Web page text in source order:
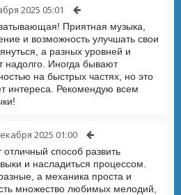
2025 05:01
Приятная музыка,
и возможность улучшать свои
а разных уровней и
надолго. Иногда бывают
на быстрых частях, но это
интереса. Рекомендую всем
2025 01:00
отличный способ развить
и насладиться процессом.
а механика проста и
множество любимых мелодий,